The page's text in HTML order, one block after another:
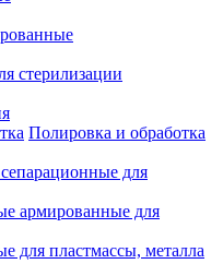
стерилизации
Полировка и обработка
для
армированные для
для пластмассы, металла